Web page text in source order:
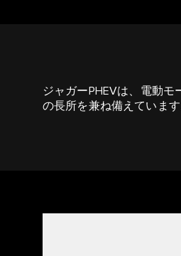
ジャガーPHEVは、電動
の長所を兼ね備えています